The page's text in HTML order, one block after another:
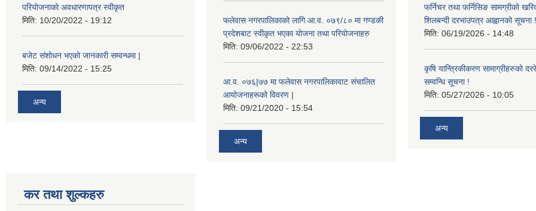
परियाेजनाकाे अवधारणापत्र स्वीकृत
मिति: 10/20/2022 - 19:12
बजेट संशोधन भएको जानकारी सम्वन्धमा |
मिति: 09/14/2022 - 15:25
अन्य
फलेवास नगरपालिकाको लागि आ.व. ०७९/८० मा गण्डकी
प्रदेशबाट स्वीकृत भएका योजना तथा परियोजनाहरु
मिति: 09/06/2022 - 22:53
आ.व. ०७६|७७ मा फलेवास नगरपालिकावाट संचालित
आयोजनाहरूको विवरण |
मिति: 09/21/2020 - 15:54
अन्य
फर्निचर तथा फर्निसिङ सामग्रीको
शिलबन्दी दरभाउपत्र आह्वानको सूचना !
मिति: 06/19/2026 - 14:48
कृषि यान्त्रिकीकरण सामाग्रीहरुको
सम्वन्धि सूचना !
मिति: 05/27/2026 - 10:05
अन्य
कर तथा शुल्कहरु